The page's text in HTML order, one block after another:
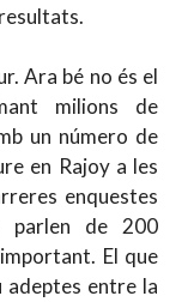
Ara bé no és el
milions de
un número de
en Rajoy a les
enquestes
parlen de 200
El que
adeptes entre la